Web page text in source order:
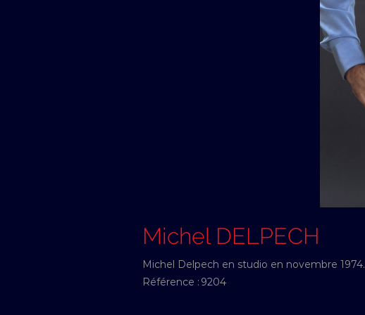
Michel DELPECH
Michel Delpech en studio en novembre 1974.
Référence : 9204